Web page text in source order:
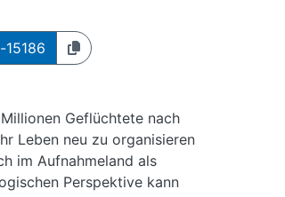
Geflüchtete nach
Leben neu zu organisieren
im Aufnahmeland als
Perspektive kann